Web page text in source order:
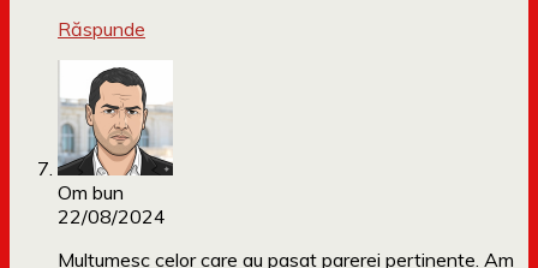
Răspunde
Om bun
22/08/2024
Multumesc celor care au pasat parerei pertinente. Am